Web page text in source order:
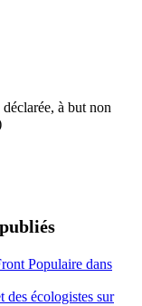
à but non
Populaire dans
des écologistes sur